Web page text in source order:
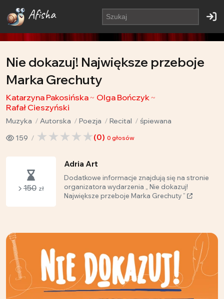
Afisha
Nie dokazuj! Największe przeboje
Marka Grechuty
Katarzyna Pakosińska
Olga Bończyk
Rafał Cieszyński
Muzyka Autorska Poezja Recital
śpiewana
159
(0) 0 głosów
150 zł
Adria Art
Dodatkowe informacje znajdują się na stronie
organizatora wydarzenia „ Nie dokazuj!
Największe przeboje Marka Grechuty ”